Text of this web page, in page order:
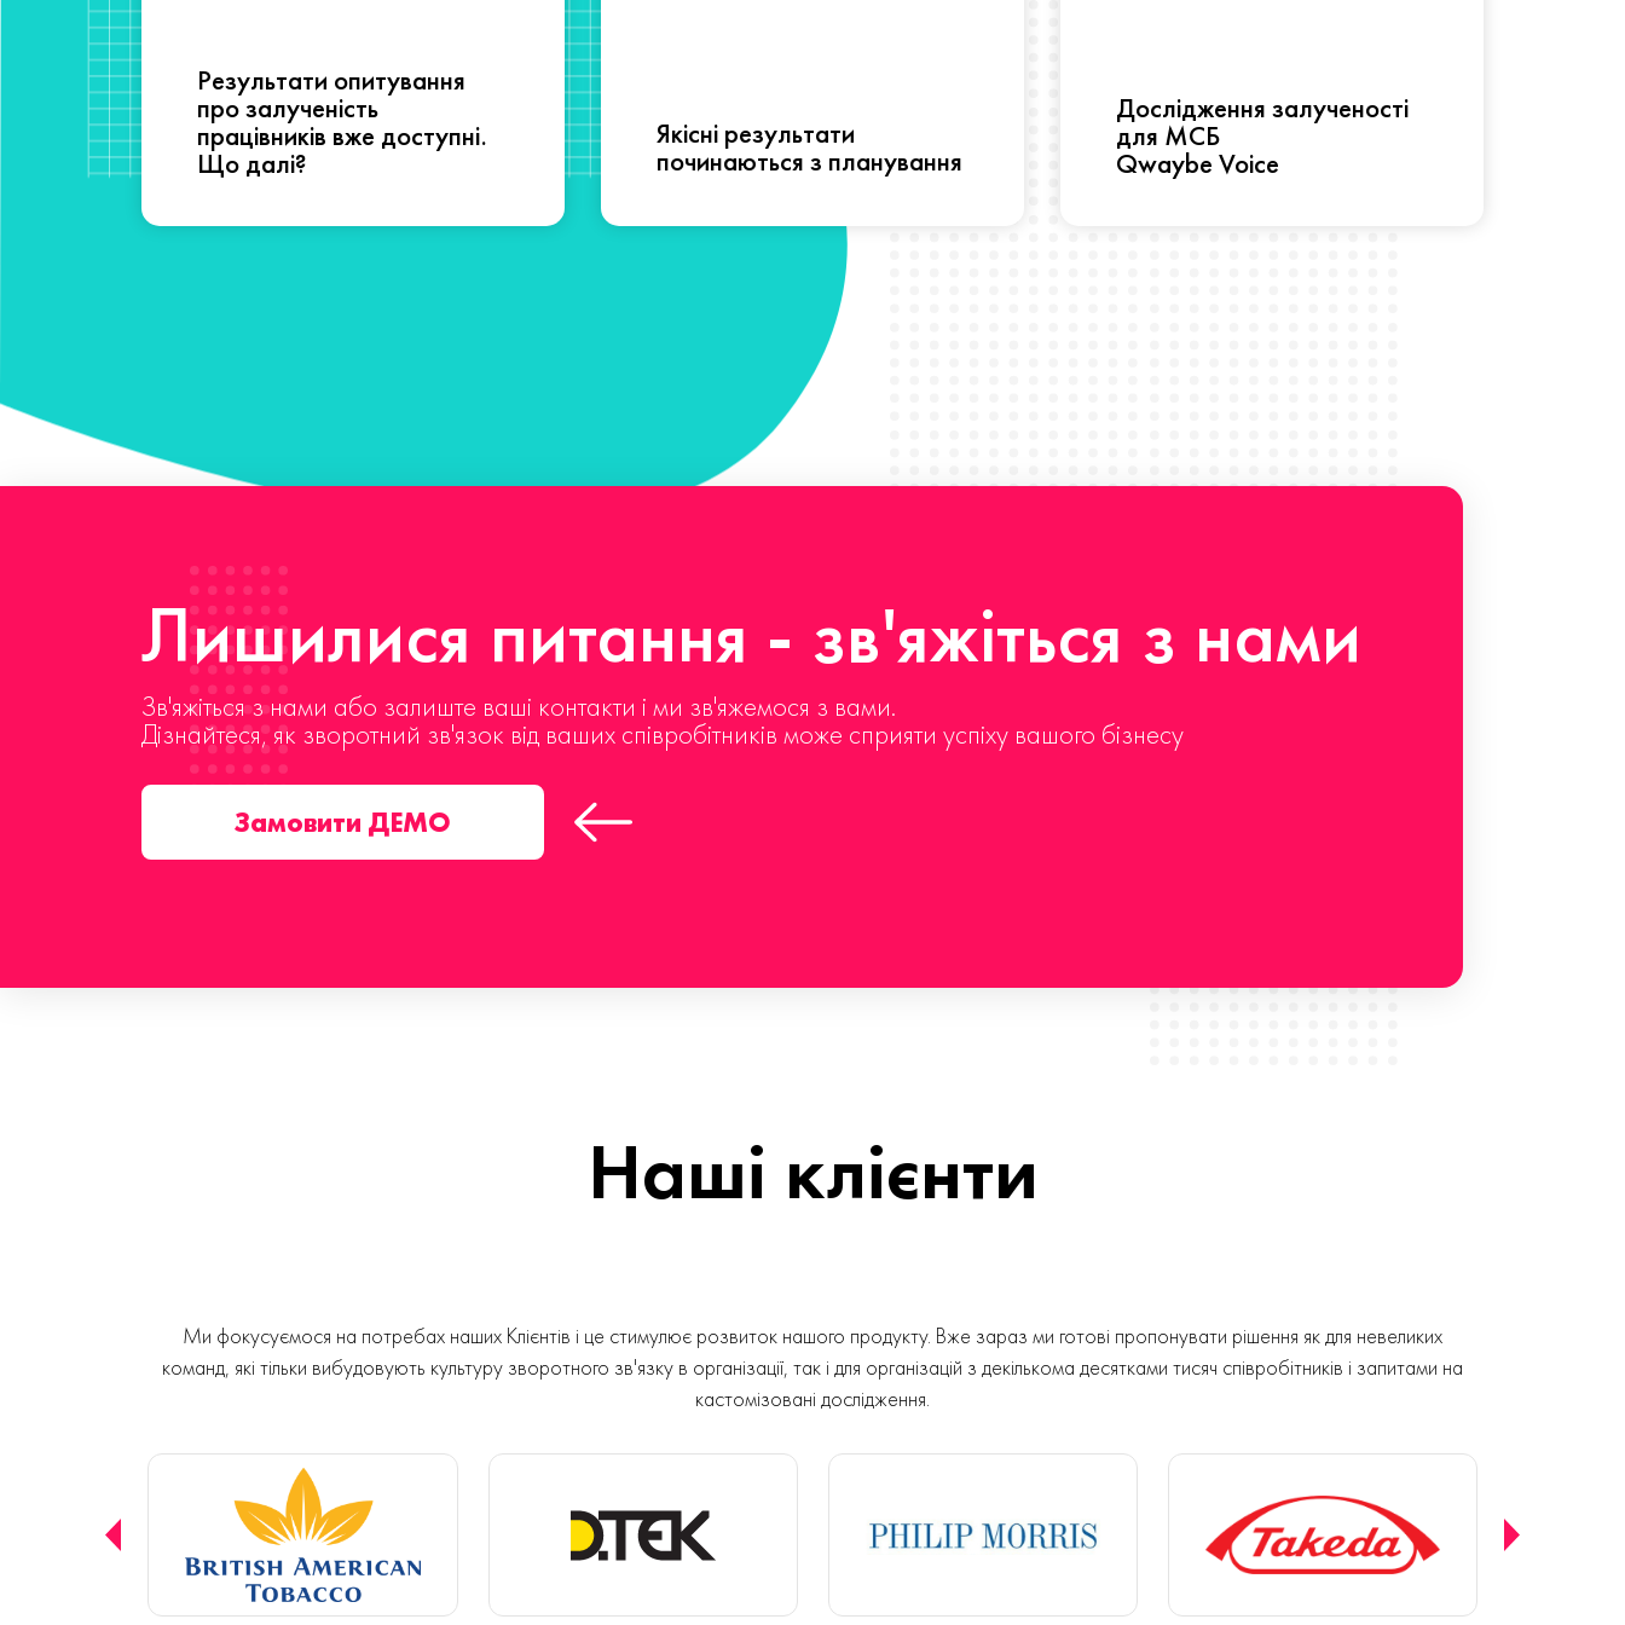
Результати опитування
про залученість
працівників вже доступні.
Що далі?
Якісні результати
починаються з планування
Дослідження залученості
для МСБ
Qwaybe Voice
Лишилися питання - зв'яжіться з нами
Зв'яжіться з нами або залиште ваші контакти і ми зв'яжемося з вами.
Дізнайтеся, як зворотний зв'язок від ваших співробітників може сприяти успіху вашого бізнесу
Замовити ДЕМО
Наші клієнти
Ми фокусуємося на потребах наших Клієнтів і це стимулює розвиток нашого продукту. Вже зараз ми готові пропонувати рішення як для невеликих
команд, які тільки вибудовують культуру зворотного зв'язку в організації, так і для організацій з декількома десятками тисяч співробітників і запитами на
кастомізовані дослідження.